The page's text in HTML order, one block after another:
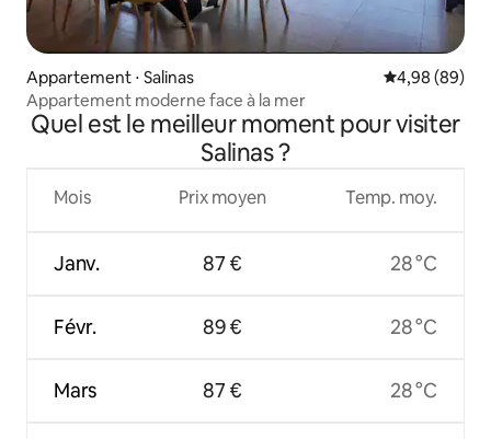
Appartement ⋅ Salinas Évaluation
4,98 (89)
Appartement moderne face à la mer
Quel est le meilleur moment pour visiter
Salinas ?
Mois
Janv.
Févr.
Mars
Prix moyen
87 €
89 €
87 €
Temp. moy.
28 °C
28 °C
28 °C